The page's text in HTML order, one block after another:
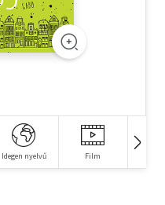
Idegen nyelvű Film